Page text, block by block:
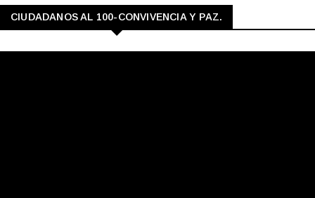
CIUDADANOS AL 100-CONVIVENCIA Y PAZ.